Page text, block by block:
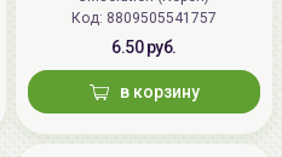
Luminous Pearl Deep Moisture
Mask
Код: 8809505541757
6.50 руб.
в корзину